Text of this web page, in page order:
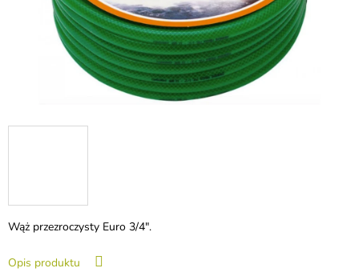
Wąż przezroczysty Euro 3/4".
Opis produktu